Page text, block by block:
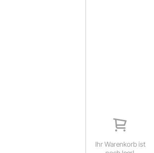
Ihr Warenkorb ist